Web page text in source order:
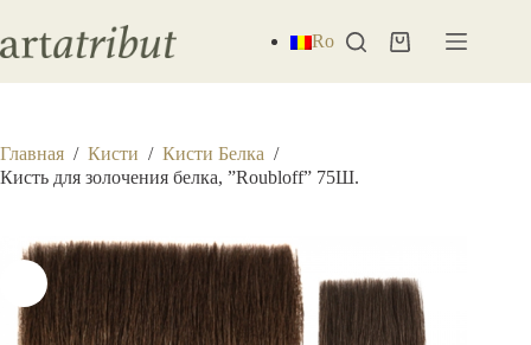
сути
Ro Корзина
Главная / Кисти / Кисти Белка /
Кисть для золочения белка, ”Roubloff” 75Ш.